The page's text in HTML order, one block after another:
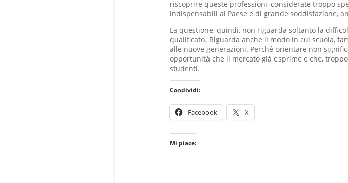
riscoprire queste professioni, considerate troppo
indispensabili al Paese e di grande soddisfazione,
La questione, quindi, non riguarda soltanto la
qualificato. Riguarda anche il modo in cui scuola,
alle nuove generazioni. Perché orientare non
opportunità che il mercato già esprime e che,
studenti.
Condividi:
Facebook X
Mi piace: